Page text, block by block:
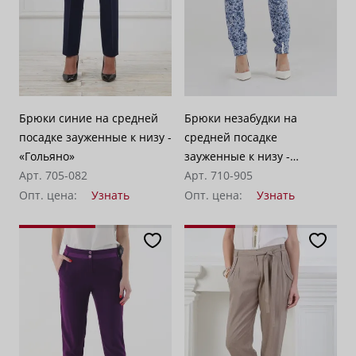
Брюки синие на средней
посадке зауженные к низу -
«Гольяно»
Арт. 705-082
Опт. цена:
Узнать
Брюки незабудки на
средней посадке
зауженные к низу -
«Голубая джинса»
Арт. 710-905
Опт. цена:
Узнать